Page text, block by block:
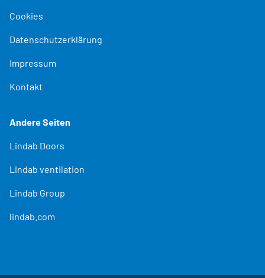
Cookies
Datenschutzerklärung
Impressum
Kontakt
Andere Seiten
Lindab Doors
Lindab ventilation
Lindab Group
lindab.com